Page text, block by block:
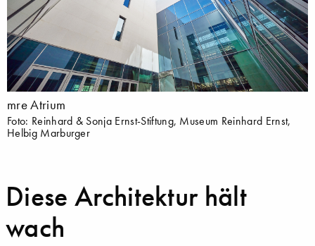
mre Atrium
Foto: Reinhard & Sonja Ernst-Stiftung, Museum Reinhard Ernst,
Helbig Marburger
Diese Architektur hält
wach